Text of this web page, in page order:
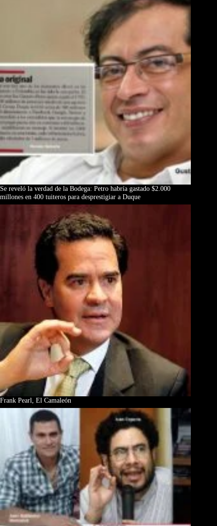
Se reveló la verdad de la Bodega: Petro habría gastado $2.000
millones en 400 tuiteros para desprestigiar a Duque
Frank Pearl, El Camaleón